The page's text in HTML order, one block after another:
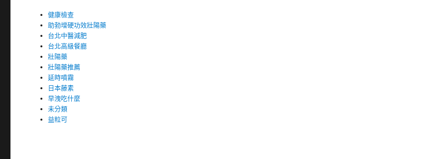
健康檢查
助勃增硬功效壯陽藥
台北中醫減肥
台北高級餐廳
壯陽藥
壯陽藥推薦
延時噴霧
日本藤素
早洩吃什麼
未分類
益粒可